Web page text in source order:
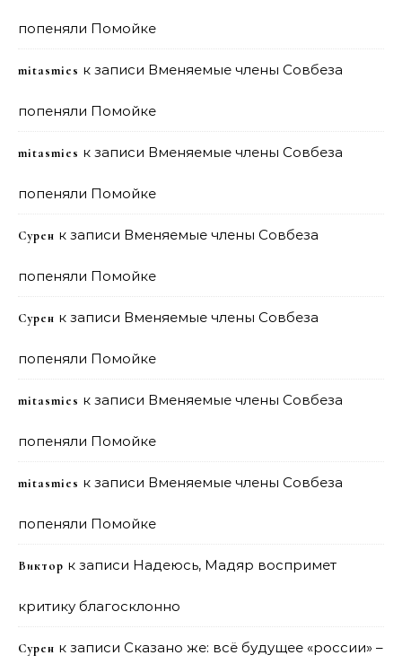
попеняли Помойке
mitasmies к записи Вменяемые члены Совбеза
попеняли Помойке
mitasmies к записи Вменяемые члены Совбеза
попеняли Помойке
Сурен к записи Вменяемые члены Совбеза
попеняли Помойке
Сурен к записи Вменяемые члены Совбеза
попеняли Помойке
mitasmies к записи Вменяемые члены Совбеза
попеняли Помойке
mitasmies к записи Вменяемые члены Совбеза
попеняли Помойке
Виктор к записи Надеюсь, Мадяр воспримет
критику благосклонно
Сурен к записи Сказано же: всё будущее «россии» –